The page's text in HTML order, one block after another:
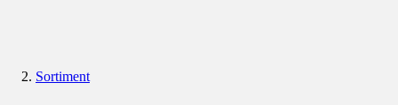
Sortiment